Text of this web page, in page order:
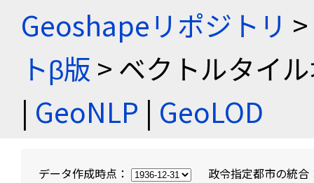
Geoshapeリポジトリ >
トβ版 > ベクトルタイ
| GeoNLP | GeoLOD
データ作成時点： 政令指定都市の統